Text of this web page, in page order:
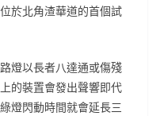
於北角渣華道的首個試
燈以長者八達通或傷殘
的裝置會發出聲響即代
燈閃動時間就會延長三